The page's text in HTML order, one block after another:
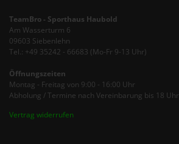
TeamBro - Sporthaus Haubold
Am Wasserturm 6
09603 Siebenlehn
Tel.: +49 35242 - 66683 (Mo-Fr 9-13 Uhr)
Öffnungszeiten
Montag - Freitag von 9:00 - 16:00 Uhr
Abholung / Termine nach Vereinbarung bis 18 Uhr
Vertrag widerrufen